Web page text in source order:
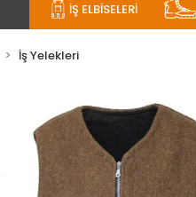
İŞ ELBİSELERİ
İş Yelekleri